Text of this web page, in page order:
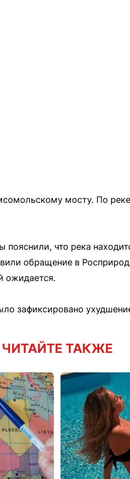
мосту. По
пояснили, что река
обращение в
ожидается.
зафиксировано
ЧИТАЙТЕ ТАКЖЕ